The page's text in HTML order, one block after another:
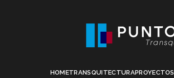
HOMETRANSQUITECTURAPROYECTOS